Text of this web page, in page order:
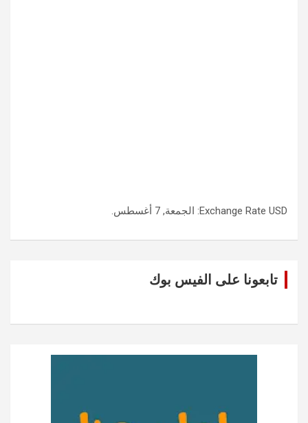
Exchange Rate USD : الجمعة, 7 أغسطس.
تابعونا على الفيس بوك